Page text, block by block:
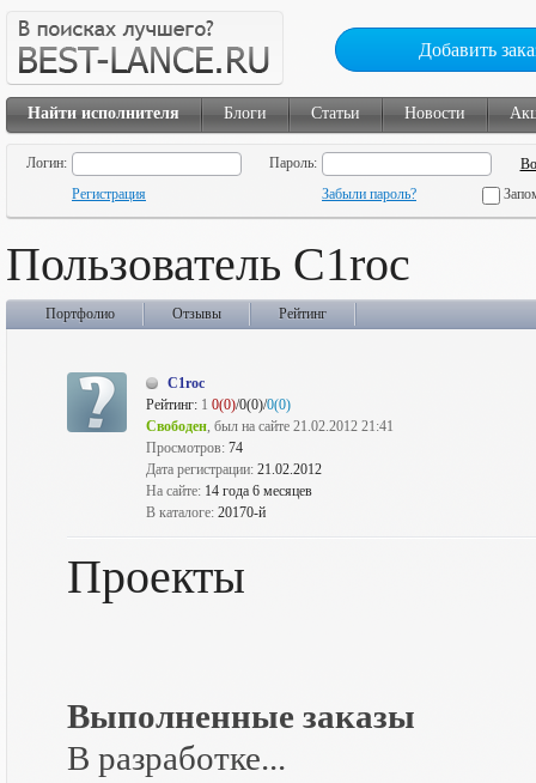
Добавить
Найти исполнителя Блоги Статьи Новости
Логин:
Пароль:
Регистрация
Забыли пароль?
Пользователь C1roc
Портфолио Отзывы Рейтинг
C1roc
Рейтинг: 1 0(0)/0(0)/0(0)
Свободен, был на сайте 21.02.2012 21:41
Просмотров: 74
Дата регистрации: 21.02.2012
На сайте: 14 года 6 месяцев
В каталоге: 20170-й
Проекты
Выполненные заказы
В разработке...